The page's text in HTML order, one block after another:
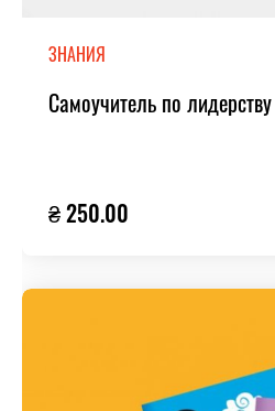
ЗНАНИЯ
Самоучитель по
₴ 250.00